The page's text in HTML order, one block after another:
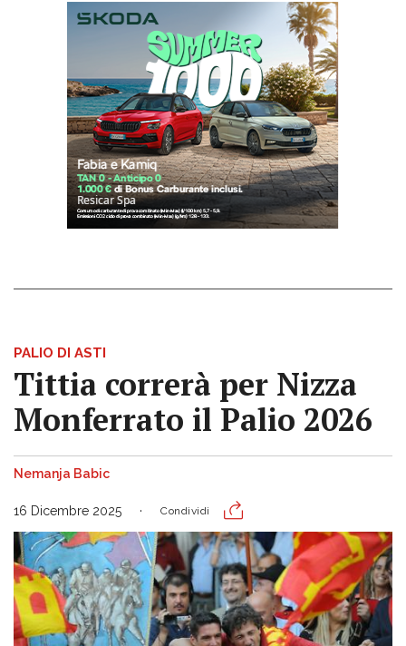
PALIO DI ASTI
Tittia correrà per Nizza
Monferrato il Palio 2026
Nemanja Babic
16 Dicembre 2025 Condividi